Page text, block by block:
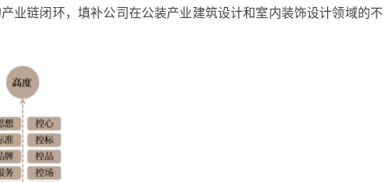
业链闭环，填补公司在公装产业建筑设计和室内装饰设计领域的不